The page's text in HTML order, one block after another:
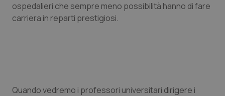
Toscana
Veneto
Obesità
Oncoematologia
ospedalieri che sempre meno possibilità hanno di fare
carriera in reparti prestigiosi.
Quando vedremo i professori universitari dirigere i